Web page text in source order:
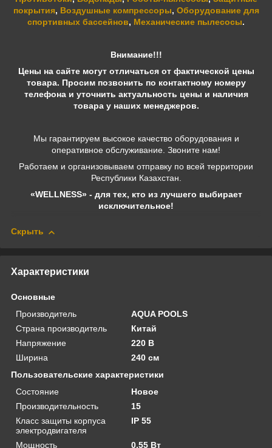
покрытия, Воздушные компрессоры, Оборудование для
спортивных бассейнов, Механические пылесосы.
Внимание!!!
Цены на сайте могут отличаться от фактической цены
товара. Просим позвонить по контактному номеру
телефона и уточнить актуальность цены и наличия
товара у наших менеджеров.
Мы гарантируем высокое качество оборудования и
оперативное обслуживание. Звоните нам!
Работаем и организовываем отправку по всей территории
Республики Казахстан.
«WELLNESS» - для тех, кто из лучшего выбирает
исключительное!
Скрыть
Характеристики
Основные
Производитель
AQUA POOLS
Страна производитель
Китай
Напряжение
220 В
Ширина
240 см
Пользовательские характеристики
Состояние
Новое
Производительность
15
Класс защиты корпуса
электродвигателя
IP 55
Мощность
0.55 Вт